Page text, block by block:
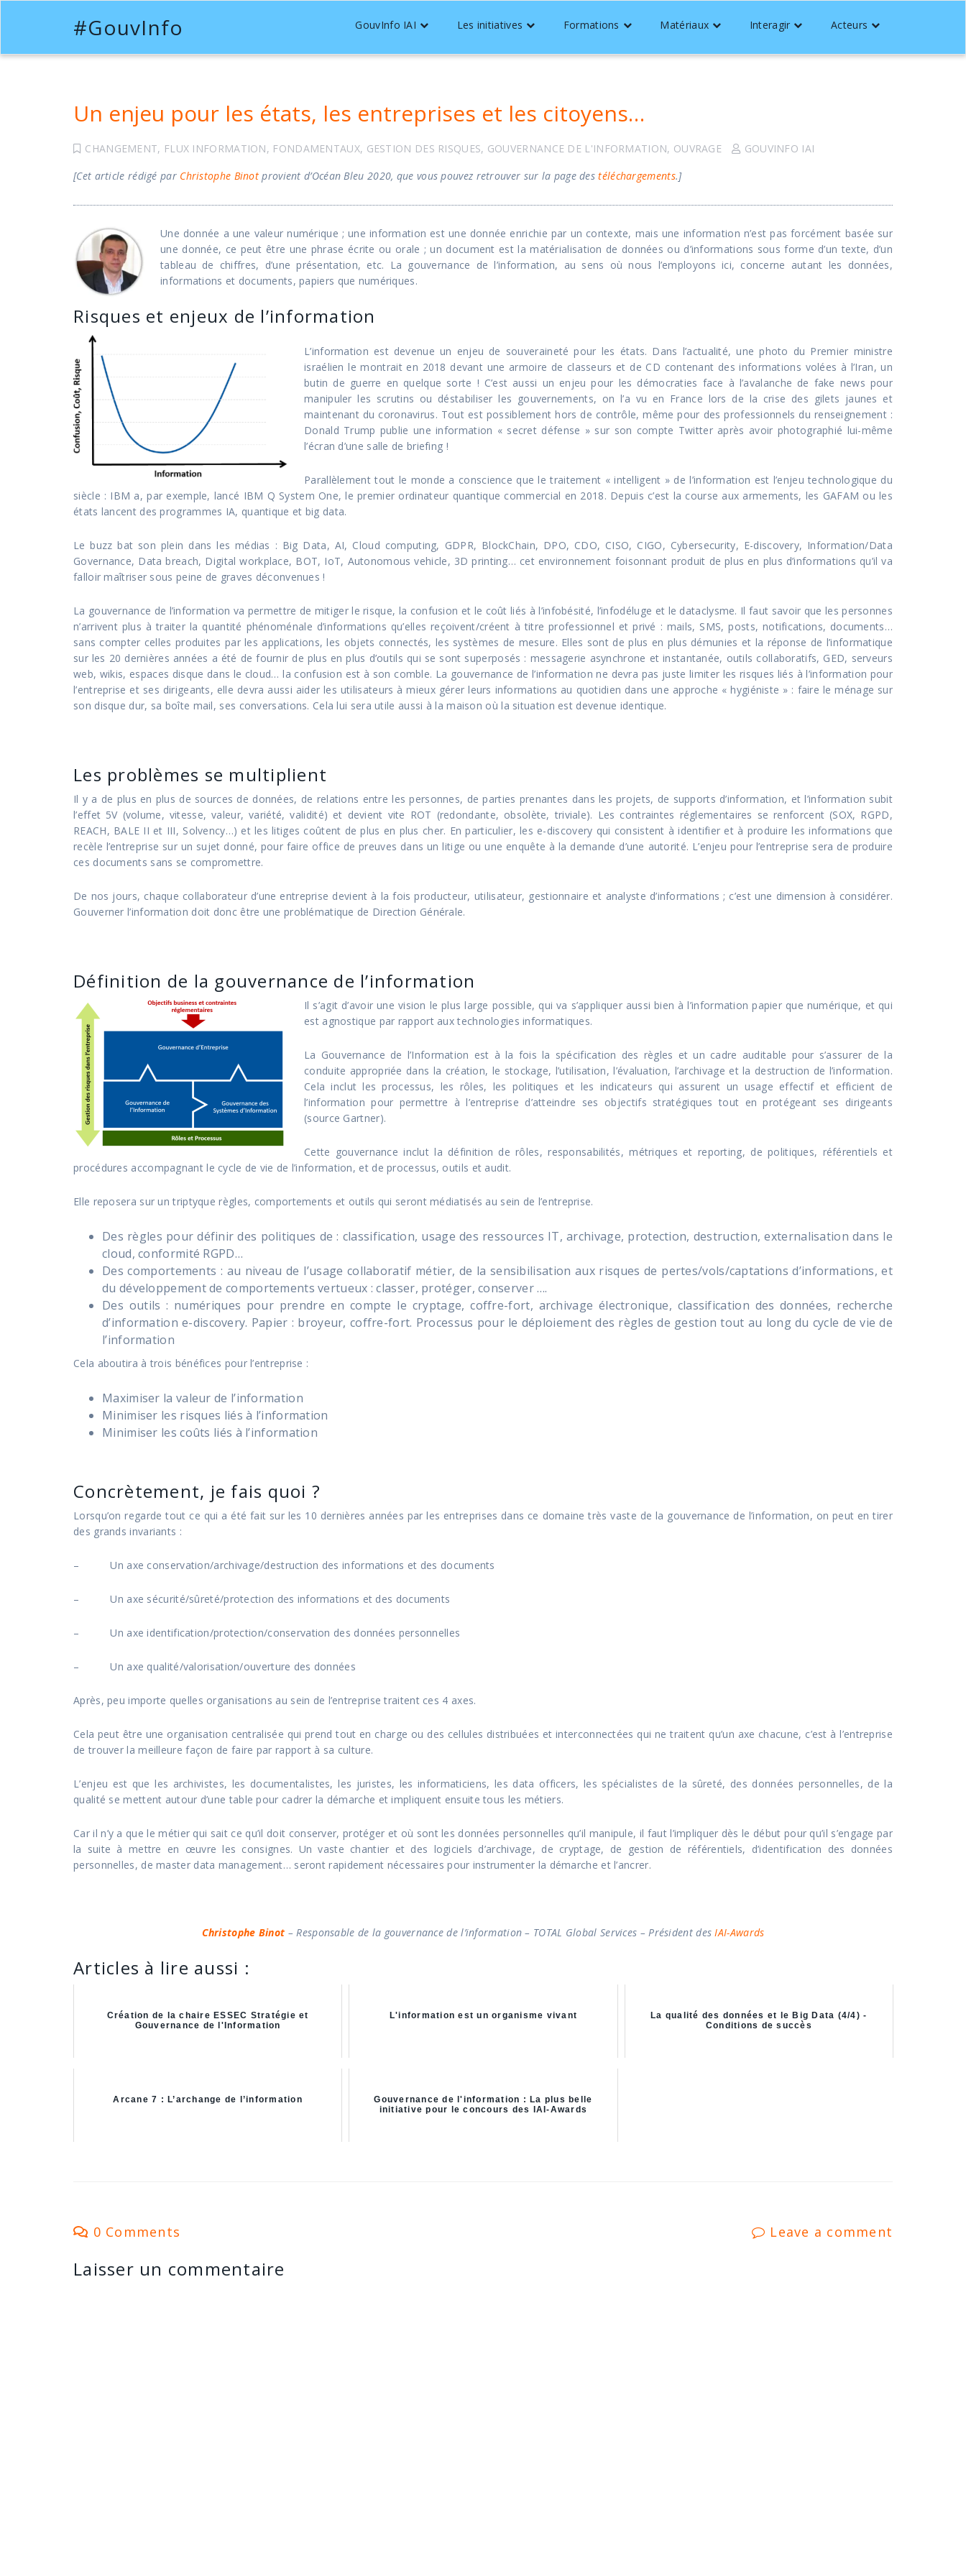
#GouvInfo GouvInfo IAI Les initiatives Formations Matériaux Interagir Acteurs
Un enjeu pour les états, les entreprises et les citoyens…
CHANGEMENT, FLUX INFORMATION, FONDAMENTAUX, GESTION DES RISQUES, GOUVERNANCE DE L'INFORMATION, OUVRAGE
GOUVINFO IAI
[Cet article rédigé par Christophe Binot provient d’Océan Bleu 2020, que vous pouvez retrouver sur la page destéléchargements.]
Une donnée a une valeur numérique ; une information est une donnée enrichie par un contexte, mais une information n’est pas forcément basée sur
une donnée, ce peut être une phrase écrite ou orale ; un document est la matérialisation de données ou d’informations sous forme d’un texte, d’un
tableau de chiffres, d’une présentation, etc. La gouvernance de l’information, au sens où nous l’employons ici, concerne autant les données,
informations et documents, papiers que numériques.
Risques et enjeux de l’information
L’information est devenue un enjeu de souveraineté pour les états. Dans l’actualité, une photo du Premier ministre
israélien le montrait en 2018 devant une armoire de classeurs et de CD contenant des informations volées à l’Iran, un
butin de guerre en quelque sorte ! C’est aussi un enjeu pour les démocraties face à l’avalanche de fake news pour
manipuler les scrutins ou déstabiliser les gouvernements, on l’a vu en France lors de la crise des gilets jaunes et
maintenant du coronavirus. Tout est possiblement hors de contrôle, même pour des professionnels du renseignement :
Donald Trump publie une information « secret défense » sur son compte Twitter après avoir photographié lui-même
l’écran d’une salle de briefing !
Parallèlement tout le monde a conscience que le traitement « intelligent » de l’information est l’enjeu technologique du
siècle : IBM a, par exemple, lancé IBM Q System One, le premier ordinateur quantique commercial en 2018. Depuis c’est la course aux armements, les GAFAM ou les
états lancent des programmes IA, quantique et big data.
Le buzz bat son plein dans les médias : Big Data, AI, Cloud computing, GDPR, BlockChain, DPO, CDO, CISO, CIGO, Cybersecurity, E-discovery, Information/Data
Governance, Data breach, Digital workplace, BOT, IoT, Autonomous vehicle, 3D printing… cet environnement foisonnant produit de plus en plus d’informations qu’il va
falloir maîtriser sous peine de graves déconvenues !
La gouvernance de l’information va permettre de mitiger le risque, la confusion et le coût liés à l’infobésité, l’infodéluge et le dataclysme. Il faut savoir que les personnes
n’arrivent plus à traiter la quantité phénoménale d’informations qu’elles reçoivent/créent à titre professionnel et privé : mails, SMS, posts, notifications, documents…
sans compter celles produites par les applications, les objets connectés, les systèmes de mesure. Elles sont de plus en plus démunies et la réponse de l’informatique
sur les 20 dernières années a été de fournir de plus en plus d’outils qui se sont superposés : messagerie asynchrone et instantanée, outils collaboratifs, GED, serveurs
web, wikis, espaces disque dans le cloud… la confusion est à son comble. La gouvernance de l’information ne devra pas juste limiter les risques liés à l’information pour
l’entreprise et ses dirigeants, elle devra aussi aider les utilisateurs à mieux gérer leurs informations au quotidien dans une approche « hygiéniste » : faire le ménage sur
son disque dur, sa boîte mail, ses conversations. Cela lui sera utile aussi à la maison où la situation est devenue identique.
Les problèmes se multiplient
Il y a de plus en plus de sources de données, de relations entre les personnes, de parties prenantes dans les projets, de supports d’information, et l’information subit
l’effet 5V (volume, vitesse, valeur, variété, validité) et devient vite ROT (redondante, obsolète, triviale). Les contraintes réglementaires se renforcent (SOX, RGPD,
REACH, BALE II et III, Solvency…) et les litiges coûtent de plus en plus cher. En particulier, les e-discovery qui consistent à identifier et à produire les informations que
recèle l’entreprise sur un sujet donné, pour faire office de preuves dans un litige ou une enquête à la demande d’une autorité. L’enjeu pour l’entreprise sera de produire
ces documents sans se compromettre.
De nos jours, chaque collaborateur d’une entreprise devient à la fois producteur, utilisateur, gestionnaire et analyste d’informations ; c’est une dimension à considérer.
Gouverner l’information doit donc être une problématique de Direction Générale.
Définition de la gouvernance de l’information
Il s’agit d’avoir une vision le plus large possible, qui va s’appliquer aussi bien à l’information papier que numérique, et qui
est agnostique par rapport aux technologies informatiques.
La Gouvernance de l’Information est à la fois la spécification des règles et un cadre auditable pour s’assurer de la
conduite appropriée dans la création, le stockage, l’utilisation, l’évaluation, l’archivage et la destruction de l’information.
Cela inclut les processus, les rôles, les politiques et les indicateurs qui assurent un usage effectif et efficient de
l’information pour permettre à l’entreprise d’atteindre ses objectifs stratégiques tout en protégeant ses dirigeants
(source Gartner).
Cette gouvernance inclut la définition de rôles, responsabilités, métriques et reporting, de politiques, référentiels et
procédures accompagnant le cycle de vie de l’information, et de processus, outils et audit.
Elle reposera sur un triptyque règles, comportements et outils qui seront médiatisés au sein de l’entreprise.
Des règles pour définir des politiques de : classification, usage des ressources IT, archivage, protection, destruction, externalisation dans le
cloud, conformité RGPD…
Des comportements : au niveau de l’usage collaboratif métier, de la sensibilisation aux risques de pertes/vols/captations d’informations, et
du développement de comportements vertueux : classer, protéger, conserver ….
Des outils : numériques pour prendre en compte le cryptage, coffre-fort, archivage électronique, classification des données, recherche
d’information e-discovery. Papier : broyeur, coffre-fort. Processus pour le déploiement des règles de gestion tout au long du cycle de vie de
l’information
Cela aboutira à trois bénéfices pour l’entreprise :
Maximiser la valeur de l’information
Minimiser les risques liés à l’information
Minimiser les coûts liés à l’information
Concrètement, je fais quoi ?
Lorsqu’on regarde tout ce qui a été fait sur les 10 dernières années par les entreprises dans ce domaine très vaste de la gouvernance de l’information, on peut en tirer
des grands invariants :
– Un axe conservation/archivage/destruction des informations et des documents
– Un axe sécurité/sûreté/protection des informations et des documents
– Un axe identification/protection/conservation des données personnelles
– Un axe qualité/valorisation/ouverture des données
Après, peu importe quelles organisations au sein de l’entreprise traitent ces 4 axes.
Cela peut être une organisation centralisée qui prend tout en charge ou des cellules distribuées et interconnectées qui ne traitent qu’un axe chacune, c’est à l’entreprise
de trouver la meilleure façon de faire par rapport à sa culture.
L’enjeu est que les archivistes, les documentalistes, les juristes, les informaticiens, les data officers, les spécialistes de la sûreté, des données personnelles, de la
qualité se mettent autour d’une table pour cadrer la démarche et impliquent ensuite tous les métiers.
Car il n’y a que le métier qui sait ce qu’il doit conserver, protéger et où sont les données personnelles qu’il manipule, il faut l’impliquer dès le début pour qu’il s’engage par
la suite à mettre en œuvre les consignes. Un vaste chantier et des logiciels d’archivage, de cryptage, de gestion de référentiels, d’identification des données
personnelles, de master data management… seront rapidement nécessaires pour instrumenter la démarche et l’ancrer.
Christophe Binot – Responsable de la gouvernance de l’information – TOTAL Global Services – Président des IAI-Awards
Articles à lire aussi :
Création de la chaire ESSEC Stratégie et
Gouvernance de l'Information
L'information est un organisme vivant
La qualité des données et le Big Data (4/4) -
Conditions de succès
Arcane 7 : L’archange de l’information
Gouvernance de l'information : La plus belle
initiative pour le concours des IAI-Awards
0 Comments Leave a comment
Laisser un commentaire